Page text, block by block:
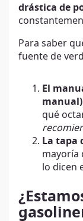
drástica de
Para saber
fuente de
El
qué
La tapa
mayoría
lo dicen